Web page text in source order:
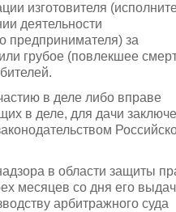
изготовителя
деятельности
предпринимателя) за
грубое (повлекшее
в деле либо вправе
в деле, для дачи
в области защиты
месяцев со дня его
арбитражного суда